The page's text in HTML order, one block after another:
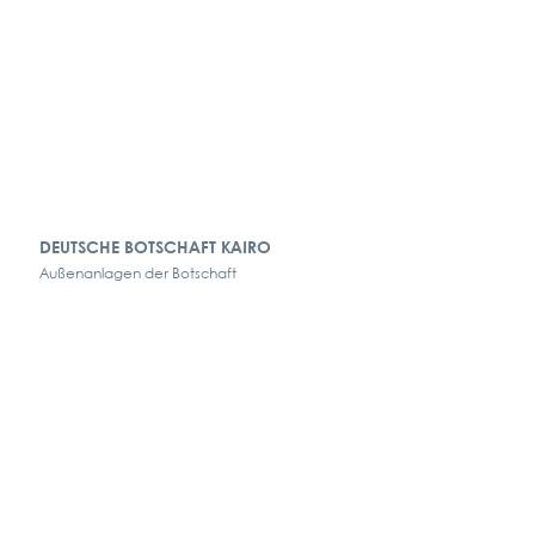
DEUTSCHE BOTSCHAFT KAIRO
Außenanlagen der Botschaft